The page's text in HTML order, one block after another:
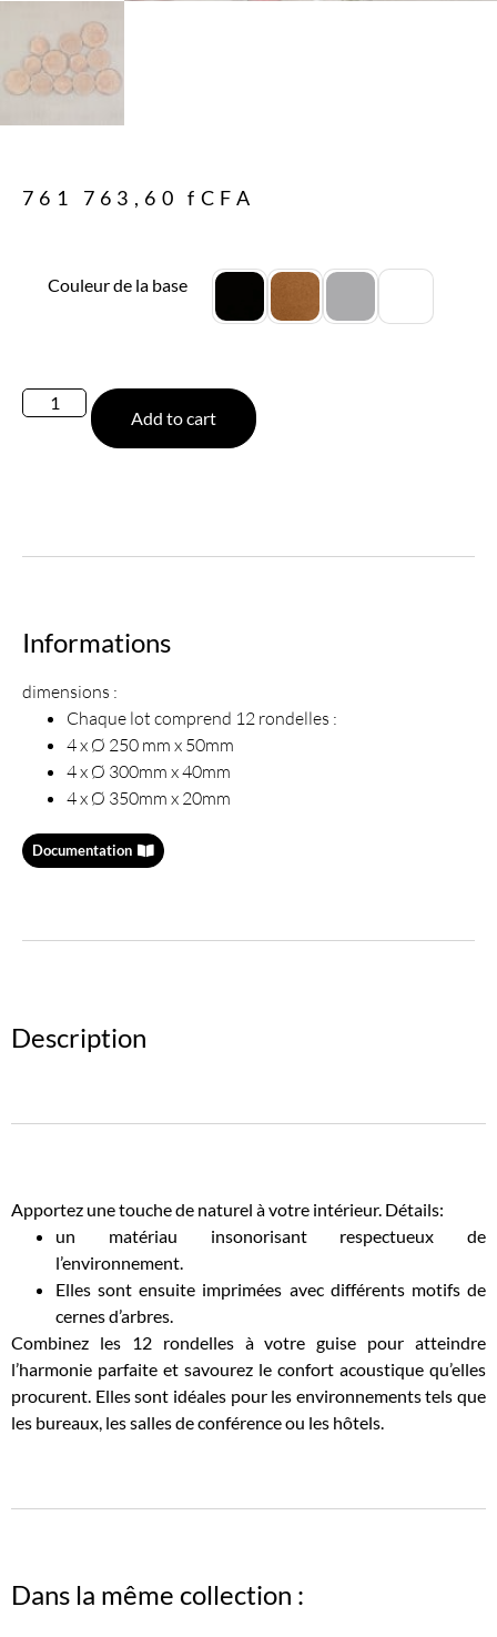
761 763,60fCFA
Couleur de la base
Add to cart
Informations
dimensions :
Chaque lot comprend 12 rondelles :
4 x Ø 250 mm x 50mm
4 x Ø 300mm x 40mm
4 x Ø 350mm x 20mm
Documentation
Description
Apportez une touche de naturel à votre intérieur. Détails:
un matériau insonorisant respectueux de
l’environnement.
Elles sont ensuite imprimées avec différents motifs de
cernes d’arbres.
Combinez les 12 rondelles à votre guise pour atteindre
l’harmonie parfaite et savourez le confort acoustique qu’elles
procurent. Elles sont idéales pour les environnements tels que
les bureaux, les salles de conférence ou les hôtels.
Dans la même collection :